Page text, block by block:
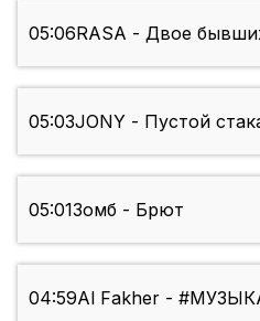
05:06RASA - Двое
05:03JONY - Пустой
05:01Зомб - Брют
04:59Al Fakher -